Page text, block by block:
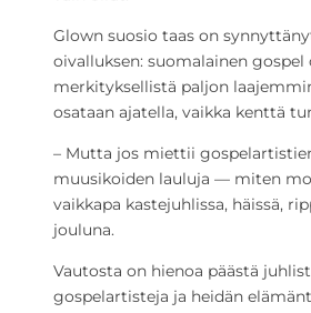
Glown suosio taas on
oivalluksen: suomalainen gospel
merkityksellistä paljon
osataan ajatella, vaikka kenttä
– Mutta jos miettii
muusikoiden lauluja — miten
vaikkapa kastejuhlissa, häissä,
jouluna.
Vautosta on hienoa päästä
gospelartisteja ja heidän